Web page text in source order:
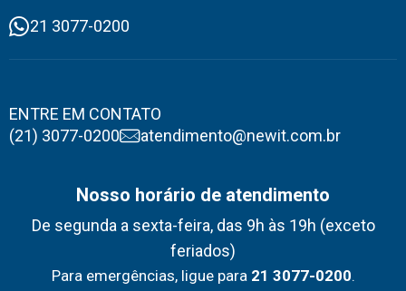
21 3077-0200
ENTRE EM CONTATO
(21) 3077-0200
atendimento@newit.com.br
Nosso horário de atendimento
De segunda a sexta-feira, das 9h às 19h (exceto
feriados)
Para emergências, ligue para 21 3077-0200.